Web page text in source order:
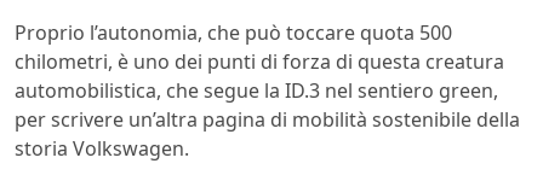
Proprio l’autonomia, che può toccare quota 500
chilometri, è uno dei punti di forza di questa creatura
automobilistica, che segue la ID.3 nel sentiero green,
per scrivere un’altra pagina di mobilità sostenibile della
storia Volkswagen.